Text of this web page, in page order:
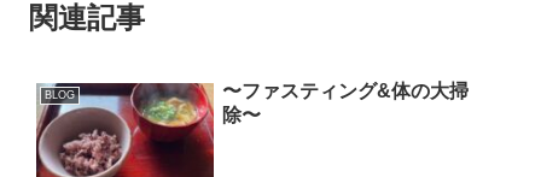
関連記事
BLOG
〜ファスティング&体の大掃
除〜